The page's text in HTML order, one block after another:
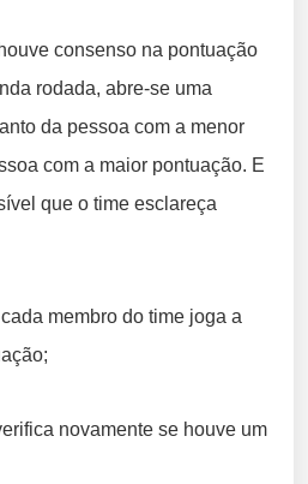
consenso na pontuação
rodada, abre-se uma
da pessoa com a menor
com a maior pontuação. E
que o time esclareça
membro do time joga a
novamente se houve um